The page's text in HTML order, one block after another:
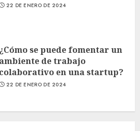
22 DE ENERO DE 2024
¿Cómo se puede fomentar un
ambiente de trabajo
colaborativo en una startup?
22 DE ENERO DE 2024